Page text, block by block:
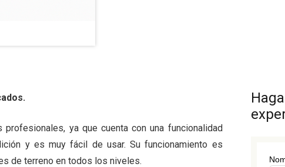
ya que cuenta con una funcionalidad
y es muy fácil de usar. Su funcionamiento es
de terreno en todos los niveles.